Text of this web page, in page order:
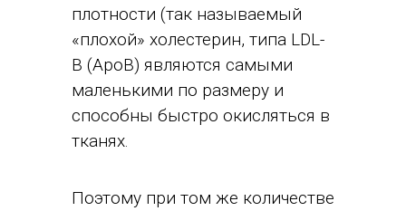
плотности (так называемый
«плохой» холестерин, типа LDL-
B (ApoB) являются самыми
маленькими по размеру и
способны быстро окисляться в
тканях.
Поэтому при том же количестве